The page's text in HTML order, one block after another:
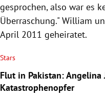
gesprochen, also war es
Überraschung." William
April 2011 geheiratet.
Stars
Flut in Pakistan: Angelina
Katastrophenopfer